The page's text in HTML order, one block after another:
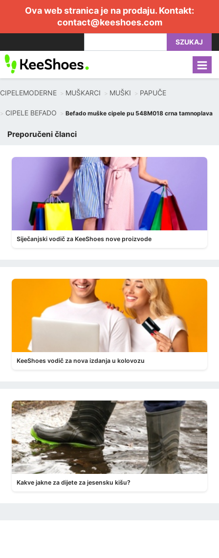
Ova web stranica je na prodaju. Kontakt:
contact@keeshoes.com
SZUKAJ
CIPELEMODERNE MUŠKARCI MUŠKI PAPUČE
CIPELE BEFADO Befado muške cipele pu 548M018 crna tamnoplava
Preporučeni članci
Siječanjski vodič za KeeShoes nove proizvode
KeeShoes vodič za nova izdanja u kolovozu
Kakve jakne za dijete za jesensku kišu?